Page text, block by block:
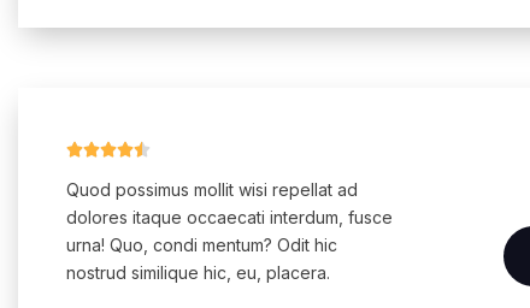

Quod possimus mollit wisi repellat ad
dolores itaque occaecati interdum, fusce
urna! Quo, condi mentum? Odit hic
nostrud similique hic, eu, placera.